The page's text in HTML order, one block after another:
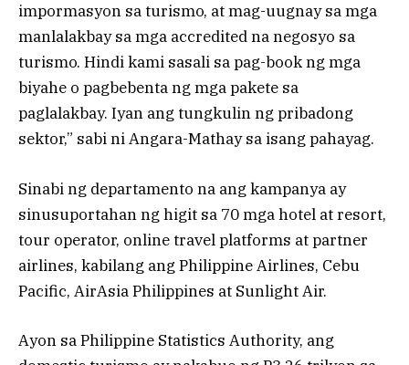
impormasyon sa turismo, at mag-uugnay sa mga
manlalakbay sa mga accredited na negosyo sa
turismo. Hindi kami sasali sa pag-book ng mga
biyahe o pagbebenta ng mga pakete sa
paglalakbay. Iyan ang tungkulin ng pribadong
sektor,” sabi ni Angara-Mathay sa isang pahayag.
Sinabi ng departamento na ang kampanya ay
sinusuportahan ng higit sa 70 mga hotel at resort,
tour operator, online travel platforms at partner
airlines, kabilang ang Philippine Airlines, Cebu
Pacific, AirAsia Philippines at Sunlight Air.
Ayon sa Philippine Statistics Authority, ang